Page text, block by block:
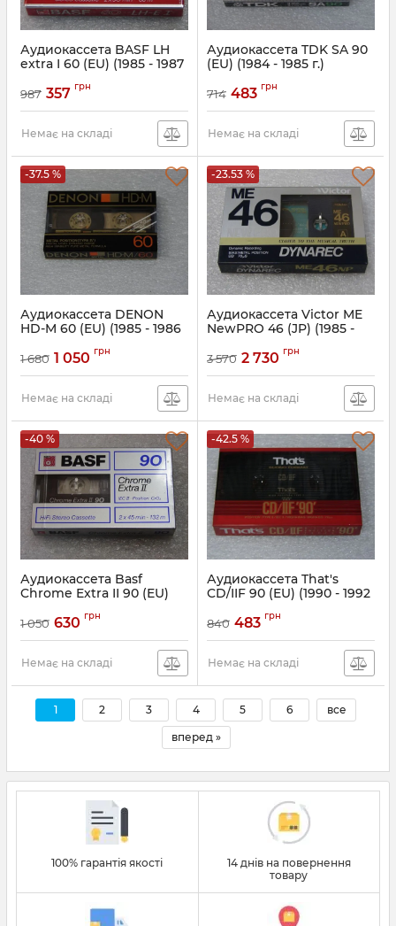
Аудиокассета BASF LH
extra I 60 (EU) (1985 - 1987
987 357 грн
Немає на складі
Аудиокассета TDK SA 90
(EU) (1984 - 1985 г.)
714 483 грн
Немає на складі
-37.5 %
Аудиокассета DENON
HD-M 60 (EU) (1985 - 1986
1 680 1 050 грн
Немає на складі
-23.53 %
Аудиокассета Victor ME
NewPRO 46 (JP) (1985 -
3 570 2 730 грн
Немає на складі
-40 %
Аудиокассета Basf
Chrome Extra II 90 (EU)
1 050 630 грн
Немає на складі
-42.5 %
Аудиокассета That's
CD/IIF 90 (EU) (1990 - 1992
840 483 грн
Немає на складі
1 2 3 4 5 6 все
вперед »
100% гарантія якості
14 днів на повернення
товару